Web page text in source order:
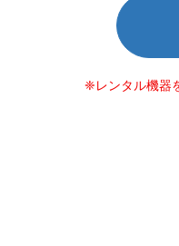
レンタル機器